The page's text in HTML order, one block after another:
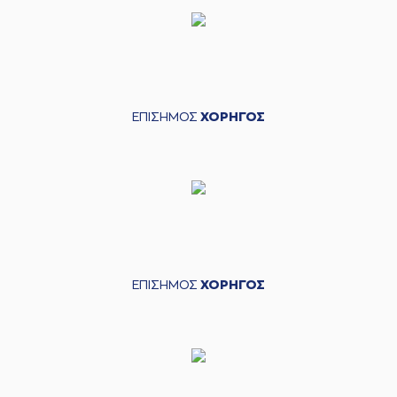
ΕΠΙΣΗΜΟΣ ΧΟΡΗΓΟΣ
ΕΠΙΣΗΜΟΣ ΧΟΡΗΓΟΣ